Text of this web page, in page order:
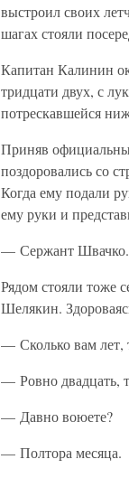
выстроил своих
шагах стояли
Капитан Калинин
тридцати двух, с
потрескавшейся
Приняв
поздоровались со
Когда ему подали
ему руки и
— Сержант Швачко.
Рядом стояли тоже
Шелякин.
— Сколько вам лет,
— Ровно двадцать,
— Давно воюете?
— Полтора месяца.